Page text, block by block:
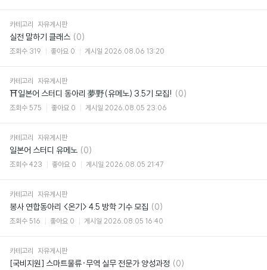
카테고리 자유게시판
실전 말하기 클래스 댓
글
(0)
조회수 319 좋아요 0 게시일 2026.08.06 13:20
카테고리 자유게시판
⛩일본어 스터디 동아리 夢野(유메노) 3.5기 모집! 댓
(0)
조회수 575 좋아요 0 게시일 2026.08.05 23:06
카테고리 자유게시판
일본어 스터디 유메노 댓
(0)
조회수 423 좋아요 0 게시일 2026.08.05 21:47
카테고리 자유게시판
봉사 연합동아리 <온기> 4.5 방학 기수 모집 댓
글
(0)
조회수 516 좋아요 0 게시일 2026.08.05 16:40
카테고리 자유게시판
[국비지원] 스마트물류·무역 실무 전문가 양성과정 댓
(0)